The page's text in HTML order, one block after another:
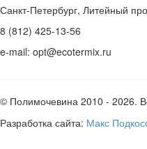
Санкт-Петербург, Литейный
8 (812) 425-13-56
e-mail: opt@ecotermix.ru
© Полимочевина 2010 - 2026.
Разработка сайта: Макс